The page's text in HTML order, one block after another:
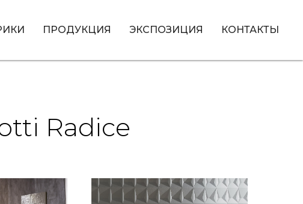
ПРОДУКЦИЯ ЭКСПОЗИЦИЯ КОНТАКТЫ
Radice